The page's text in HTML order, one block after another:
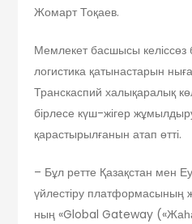
Жомарт Тоқаев.
Мемлекет басшысы келіссөз
логистика қатынастарын
Транскаспий халықаралық
бірлесе күш-жігер
қарастырылғанын атап өтті.
– Бұл ретте Қазақстан мен
үйлестіру
ның «Global Gateway